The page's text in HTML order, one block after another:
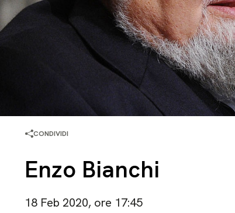
CONDIVIDI
Enzo Bianchi
18 Feb 2020, ore 17:45